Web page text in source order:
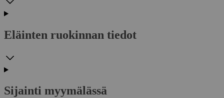
Eläinten ruokinnan tiedot
Sijainti myymälässä